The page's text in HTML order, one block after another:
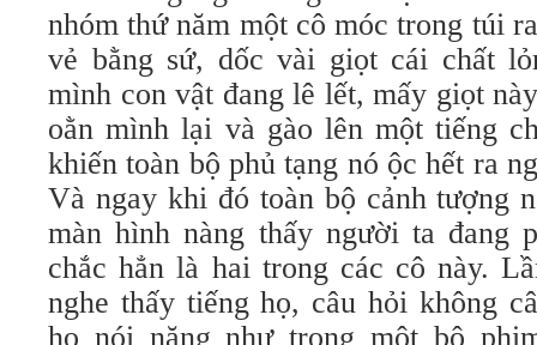
nhóm thứ năm một cô móc trong túi
vẻ bằng sứ, dốc vài giọt cái chất
mình con vật đang lê lết, mấy giọt
oằn mình lại và gào lên một tiếng
khiến toàn bộ phủ tạng nó ộc hết ra
Và ngay khi đó toàn bộ cảnh tượng
màn hình nàng thấy người ta đang
chắc hẳn là hai trong các cô này.
nghe thấy tiếng họ, câu hỏi không
họ nói năng như trong một bộ